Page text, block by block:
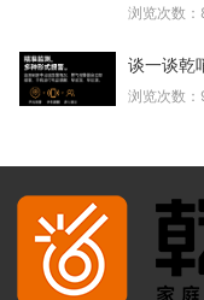
浏览次数
谈一谈乾
浏览次数：